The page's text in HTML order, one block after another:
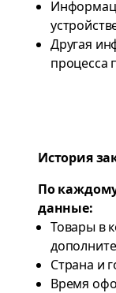
Другая
процесса
История
По
данные:
Товары в
Страна и
Время